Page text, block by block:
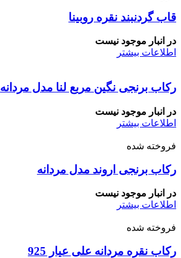
قاب گردنبند نقره روبینا
در انبار موجود نیست
اطلاعات بیشتر
رکاب برنجی نگین مربع لنا مدل مردانه
در انبار موجود نیست
اطلاعات بیشتر
فروخته شده
رکاب برنجی اروند مدل مردانه
در انبار موجود نیست
اطلاعات بیشتر
فروخته شده
رکاب نقره مردانه علی عیار 925